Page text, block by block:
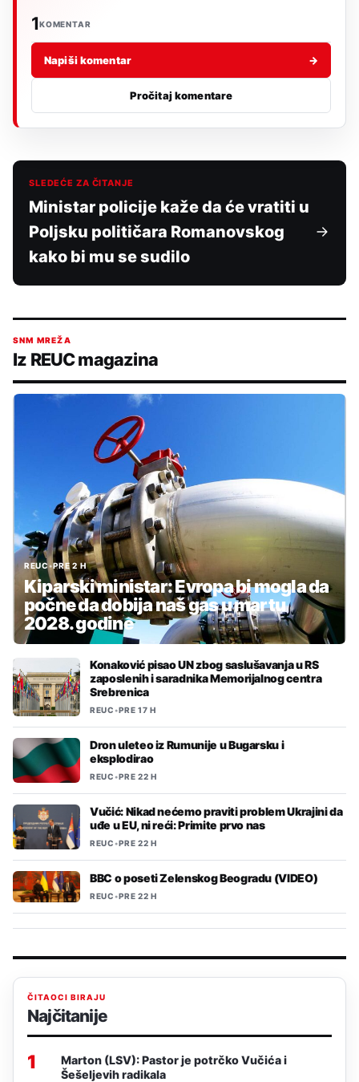
1KOMENTAR
Napiši komentar →
Pročitaj komentare
SLEDEĆE ZA ČITANJE
Ministar policije kaže da će vratiti u
Poljsku političara Romanovskog
kako bi mu se sudilo
SNM MREŽA
Iz REUC magazina
REUC•PRE 2 H
Kiparski ministar: Evropa bi mogla da
počne da dobija naš gas u martu
2028. godine
Konaković pisao UN zbog saslušavanja u RS
zaposlenih i saradnika Memorijalnog centra
Srebrenica
REUC•PRE 17 H
Dron uleteo iz Rumunije u Bugarsku i
eksplodirao
REUC•PRE 22 H
Vučić: Nikad nećemo praviti problem Ukrajini da
uđe u EU, ni reći: Primite prvo nas
REUC•PRE 22 H
BBC o poseti Zelenskog Beogradu (VIDEO)
REUC•PRE 22 H
ČITAOCI BIRAJU
Najčitanije
1
Marton (LSV): Pastor je potrčko Vučića i
Šešeljevih radikala